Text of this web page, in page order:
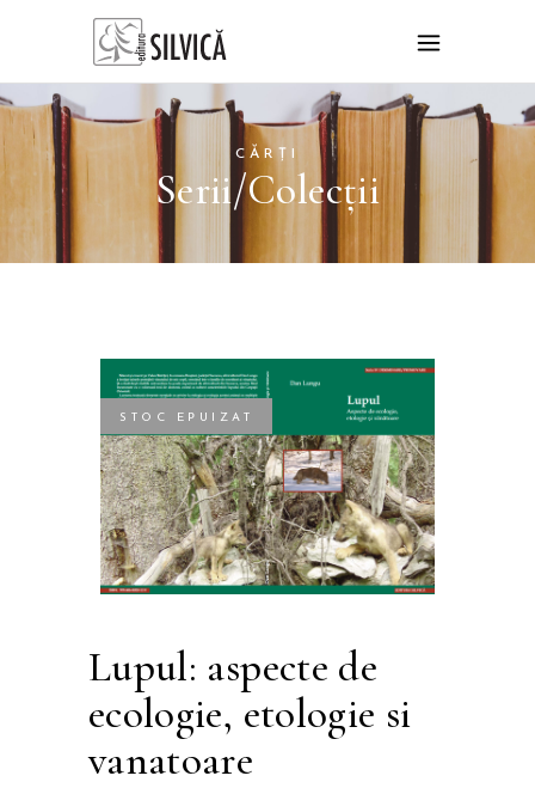
CĂRȚI
Serii/Colecții
STOC EPUIZAT
Lupul: aspecte de
ecologie, etologie si
vanatoare